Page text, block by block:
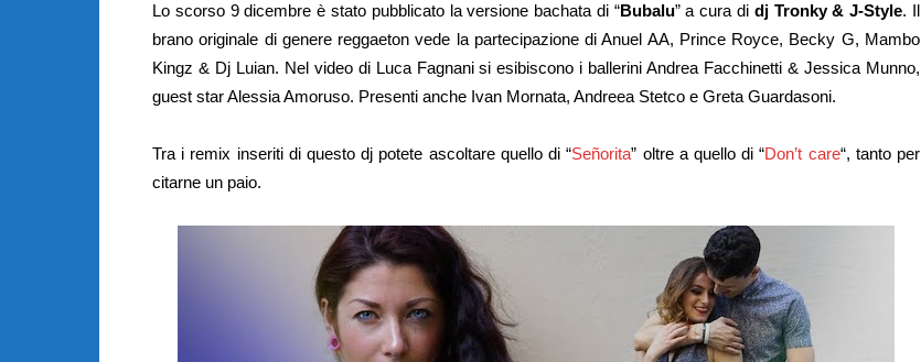
Lo scorso 9 dicembre è stato pubblicato la versione bachata di “Bubalu” a cura di dj Tronky & J-Style. Il
brano originale di genere reggaeton vede la partecipazione di Anuel AA, Prince Royce, Becky G, Mambo
Kingz & Dj Luian. Nel video di Luca Fagnani si esibiscono i ballerini Andrea Facchinetti & Jessica Munno,
guest star Alessia Amoruso. Presenti anche Ivan Mornata, Andreea Stetco e Greta Guardasoni.
Tra i remix inseriti di questo dj potete ascoltare quello di “Señorita” oltre a quello di “Don’t care“, tanto per
citarne un paio.